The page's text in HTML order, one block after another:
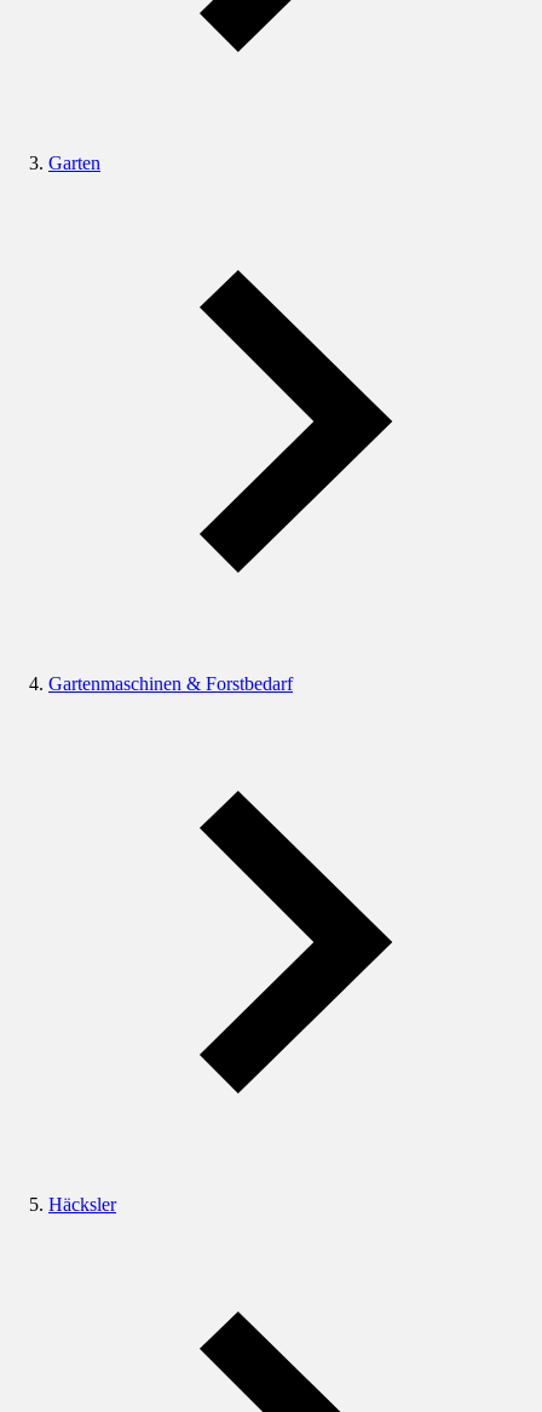
Garten
Gartenmaschinen & Forstbedarf
Häcksler